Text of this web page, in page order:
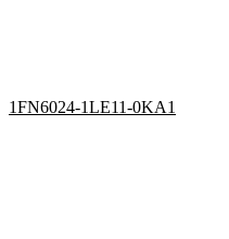
1FN6024-1LE11-0KA1